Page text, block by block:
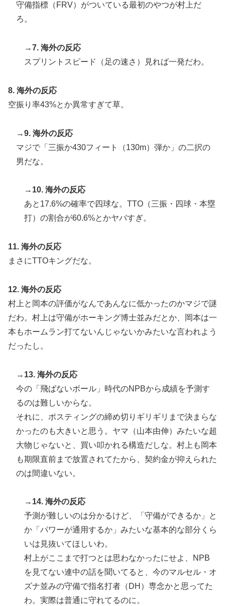
守備指標（FRV）がついている最初のやつが村上だ
ろ。
→7. 海外の反応
スプリントスピード（足の速さ）見れば一発だわ。
8. 海外の反応
空振り率43%とか異常すぎて草。
→9. 海外の反応
マジで「三振か430フィート（130m）弾か」の二択の
男だな。
→10. 海外の反応
あと17.6%の確率で四球な。TTO（三振・四球・本塁
打）の割合が60.6%とかヤバすぎ。
11. 海外の反応
まさにTTOキングだな。
12. 海外の反応
村上と岡本の評価がなんであんなに低かったのかマジで謎
だわ。村上は守備がホーキング博士並みだとか、岡本は一
本もホームラン打てないんじゃないかみたいな言われよう
だったし。
→13. 海外の反応
今の「飛ばないボール」時代のNPBから成績を予測す
るのは難しいからな。
それに、ポスティングの締め切りギリギリまで決まらな
かったのも大きいと思う。ヤマ（山本由伸）みたいな超
大物じゃないと、買い叩かれる構造だしな。村上も岡本
も期限直前まで放置されてたから、契約金が抑えられた
のは間違いない。
→14. 海外の反応
予測が難しいのは分かるけど、「守備ができるか」と
か「パワーが通用するか」みたいな基本的な部分くら
いは見抜いてほしいわ。
村上がここまで打つとは思わなかったにせよ、NPB
を見てない連中の話を聞いてると、今のマルセル・オ
ズナ並みの守備で指名打者（DH）専念かと思ってた
わ。実際は普通に守れてるのに。